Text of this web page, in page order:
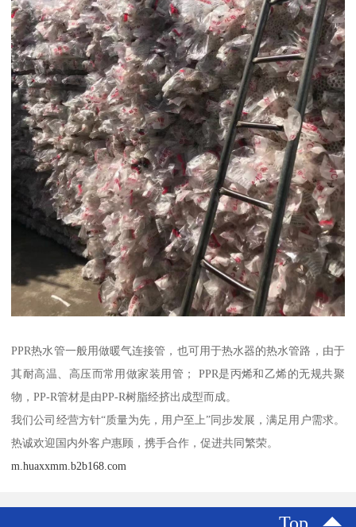
PPR热水管一般用做暖气连接管，也可用于热水器的热水管路，由于
其耐高温、高压而常用做家装用管； PPR是丙烯和乙烯的无规共聚
物，PP-R管材是由PP-R树脂经挤出成型而成。
我们公司经营方针“质量为先，用户至上”同步发展，满足用户需求。
热诚欢迎国内外客户惠顾，携手合作，促进共同繁荣。
m.huaxxmm.b2b168.com
Top